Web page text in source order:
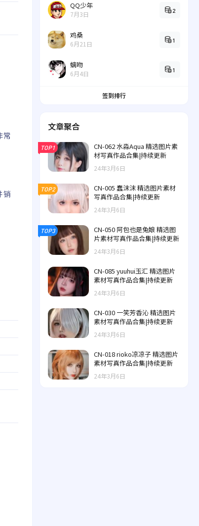
常
销
QQ少年
7月3日 2
鸡桑
6月21日 1
螭吻
6月4日 1
签到排行
文章聚合
TOP1
CN-062 水淼Aqua 精选图片素
材写真作品合集|持续更新
24年3月6日
TOP2
CN-005 蠢沫沫 精选图片素材
写真作品合集|持续更新
24年3月6日
TOP3
CN-050 阿包也是兔娘 精选图
片素材写真作品合集|持续更新
24年3月6日
CN-085 yuuhui玉汇 精选图片
素材写真作品合集|持续更新
24年3月6日
CN-030 一笑芳香沁 精选图片
素材写真作品合集|持续更新
24年3月6日
CN-018 rioko凉凉子 精选图片
素材写真作品合集|持续更新
24年3月6日